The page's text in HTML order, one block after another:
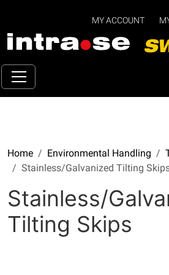
MY ACCOUNT
Home Environmental Handling
Stainless/Galvanized Tilting
Stainless/
Tilting Skips